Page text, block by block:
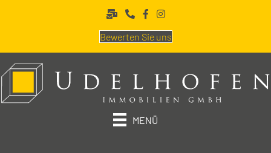
Bewerten Sie uns
MENÜ